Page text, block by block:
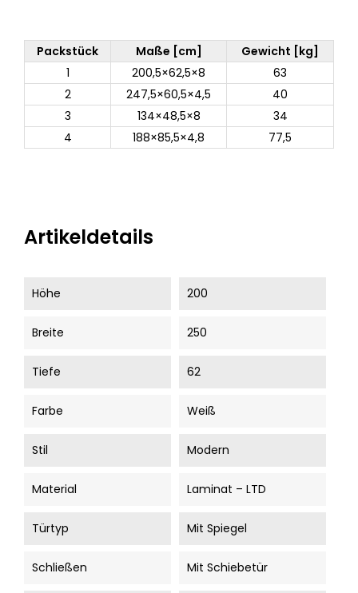
Packstück Maße [cm]
Gewicht [kg]
1
200,5×62,5×8
63
2
247,5×60,5×4,5
40
3
134×48,5×8
34
4
188×85,5×4,8 77,5
Artikeldetails
Höhe 200
Breite 250
Tiefe 62
Farbe Weiß
Stil Modern
Material Laminat – LTD
Türtyp Mit Spiegel
Schließen Mit Schiebetür